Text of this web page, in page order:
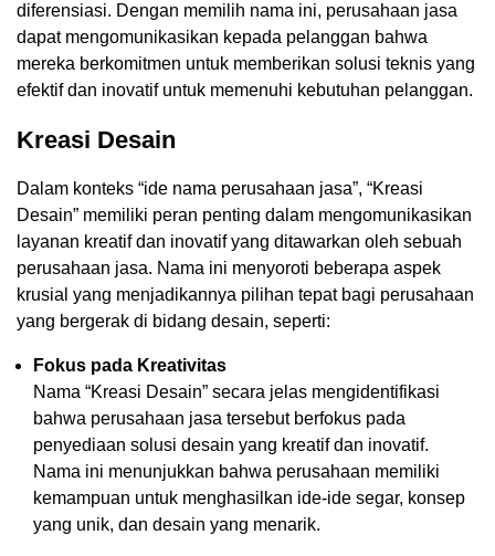
diferensiasi. Dengan memilih nama ini, perusahaan jasa
dapat mengomunikasikan kepada pelanggan bahwa
mereka berkomitmen untuk memberikan solusi teknis yang
efektif dan inovatif untuk memenuhi kebutuhan pelanggan.
Kreasi Desain
Dalam konteks “ide nama perusahaan jasa”, “Kreasi
Desain” memiliki peran penting dalam mengomunikasikan
layanan kreatif dan inovatif yang ditawarkan oleh sebuah
perusahaan jasa. Nama ini menyoroti beberapa aspek
krusial yang menjadikannya pilihan tepat bagi perusahaan
yang bergerak di bidang desain, seperti:
Fokus pada Kreativitas
Nama “Kreasi Desain” secara jelas mengidentifikasi
bahwa perusahaan jasa tersebut berfokus pada
penyediaan solusi desain yang kreatif dan inovatif.
Nama ini menunjukkan bahwa perusahaan memiliki
kemampuan untuk menghasilkan ide-ide segar, konsep
yang unik, dan desain yang menarik.